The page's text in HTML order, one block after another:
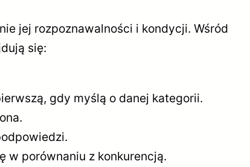
jej rozpoznawalności i kondycji. Wśród
się:
gdy myślą o danej kategorii.
w porównaniu z konkurencją.